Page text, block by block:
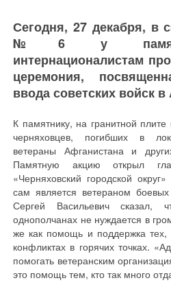
Сегодня, 27 декабря, в
№6 у
интернационалистам
церемония,
ввода советских войск
К памятнику, на гранитной
черняховцев, погибших в
ветераны Афганистана и
Памятную акцию открыл
«Черняховский городской
сам является ветераном
Сергей Васильевич сказал,
однополчанах не нуждается в
же как помощь и поддержка тех,
конфликтах в горячих точках.
помогать ветеранским
это помощь тем, кто так много